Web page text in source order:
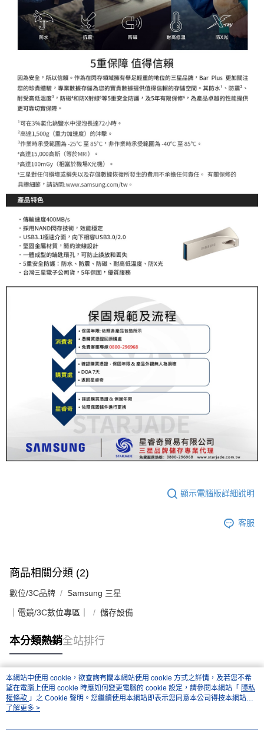
顯示電腦版詳細說明
客服
商品相關分類 (2)
數位/3C品牌 Samsung 三星
｜電競/3C數位專區｜ 儲存設備
本分類熱銷全站排行
熱門標籤
本網站中使用 cookie，欲查詢有關本網站使用 cookie 方式之詳情，及若您不希
望在電腦上使用 cookie 時應如何變更電腦的 cookie 設定，請參閱本網站「 隱私
權條款 」之 Cookie 聲明。您繼續使用本網站即表示您同意本公司得按本網站使
用條款之 Cookie 聲明使用 cookie。
了解更多 >